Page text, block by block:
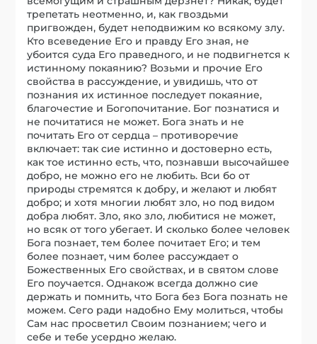
трепетать неотменно, и, как гвоздьми
пригвожден, будет неподвижим ко всякому злу.
Кто всеведение Его и правду Его зная, не
убоится суда Его праведного, и не подвигнется к
истинному покаянию? Возьми и прочие Его
свойства в рассуждение, и увидишь, что от
познания их истинное последует покаяние,
благочестие и Богопочитание. Бог познатися и
не почитатися не может. Бога знать и не
почитать Его от сердца – противоречие
включает: так сие истинно и достоверно есть,
как тое истинно есть, что, познавши высочайшее
добро, не можно его не любить. Вси бо от
природы стремятся к добру, и желают и любят
добро; и хотя многии любят зло, но под видом
добра любят. Зло, яко зло, любитися не может,
но всяк от того убегает. И сколько более человек
Бога познает, тем более почитает Его; и тем
более познает, чим более рассуждает о
Божественных Его свойствах, и в святом слове
Его поучается. Однакож всегда должно сие
держать и помнить, что Бога без Бога познать не
можем. Сего ради надобно Ему молиться, чтобы
Сам нас просветил Своим познанием; чего и
себе и тебе усердно желаю.